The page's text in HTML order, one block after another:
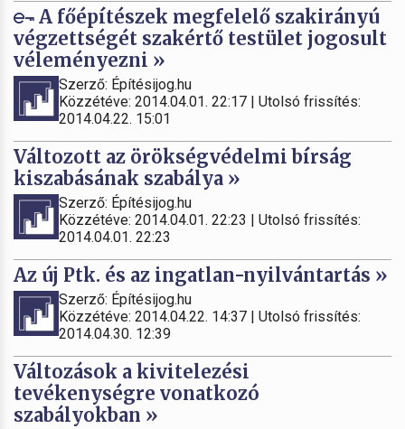
A főépítészek megfelelő szakirányú
végzettségét szakértő testület jogosult
véleményezni »
Szerző: Építésijog.hu
Közzétéve: 2014.04.01. 22:17 | Utolsó frissítés:
2014.04.22. 15:01
Változott az örökségvédelmi bírság
kiszabásának szabálya »
Szerző: Építésijog.hu
Közzétéve: 2014.04.01. 22:23 | Utolsó frissítés:
2014.04.01. 22:23
Az új Ptk. és az ingatlan-nyilvántartás »
Szerző: Építésijog.hu
Közzétéve: 2014.04.22. 14:37 | Utolsó frissítés:
2014.04.30. 12:39
Változások a kivitelezési
tevékenységre vonatkozó
szabályokban »